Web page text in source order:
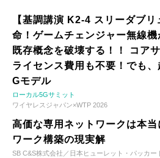
【基調講演 K2-4 スリーダブ
命！ゲームチェンジャー無線
既存概念を破壊する！！ コア
ライセンス費用も不要！でも
Gモデル
ローカル5Gサミット
ワイヤレスジャパン×WTP 2026
高価な専用ネットワークは本
ワーク構築の現実解
SB C&S株式会社／日本ヒューレット・パッカー